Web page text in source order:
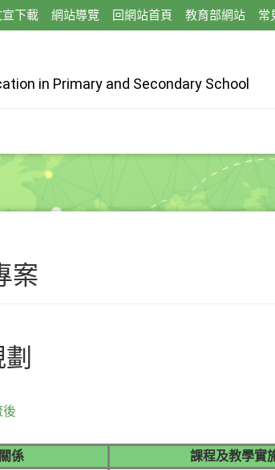
下載 網站導覽 回網站首頁 教育部網站 常
in Primary and Secondary School
案
後
係 課程及教學實